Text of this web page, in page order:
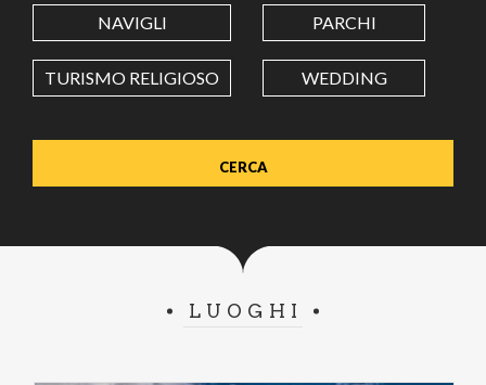
LONGITUDINE
Value in decimal degrees. Use dot (.) as decimal separator.
NAVIGLI PARCHI
TURISMO RELIGIOSO WEDDING
LUOGHI